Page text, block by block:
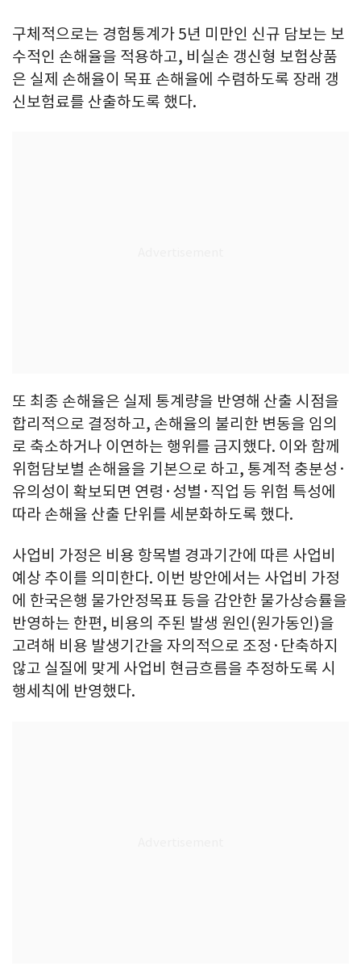
구체적으로는 경험통계가 5년 미만인 신규 담보는 보
수적인 손해율을 적용하고, 비실손 갱신형 보험상품
은 실제 손해율이 목표 손해율에 수렴하도록 장래 갱
신보험료를 산출하도록 했다.
또 최종 손해율은 실제 통계량을 반영해 산출 시점을
합리적으로 결정하고, 손해율의 불리한 변동을 임의
로 축소하거나 이연하는 행위를 금지했다. 이와 함께
위험담보별 손해율을 기본으로 하고, 통계적 충분성·
유의성이 확보되면 연령·성별·직업 등 위험 특성에
따라 손해율 산출 단위를 세분화하도록 했다.
사업비 가정은 비용 항목별 경과기간에 따른 사업비
예상 추이를 의미한다. 이번 방안에서는 사업비 가정
에 한국은행 물가안정목표 등을 감안한 물가상승률을
반영하는 한편, 비용의 주된 발생 원인(원가동인)을
고려해 비용 발생기간을 자의적으로 조정·단축하지
않고 실질에 맞게 사업비 현금흐름을 추정하도록 시
행세칙에 반영했다.